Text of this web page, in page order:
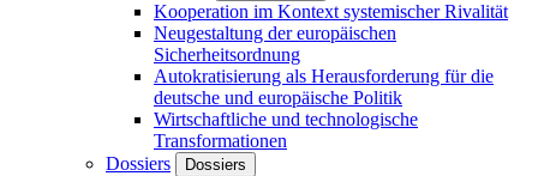
Kooperation im Kontext systemischer Rivalität
Neugestaltung der europäischen
Sicherheitsordnung
Autokratisierung als Herausforderung für die
deutsche und europäische Politik
Wirtschaftliche und technologische
Transformationen
Dossiers
Dossiers